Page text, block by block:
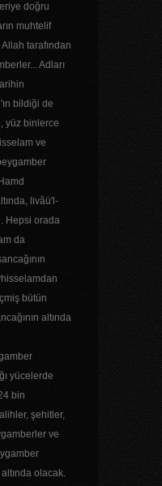
doğru
muhtelif
tarafından
Adları
bildiği de
yüz binlerce
ve
livâü'l-
Hepsi orada
da
bütün
altında
yücelerde
bin
şehitler,
ve
olacak.